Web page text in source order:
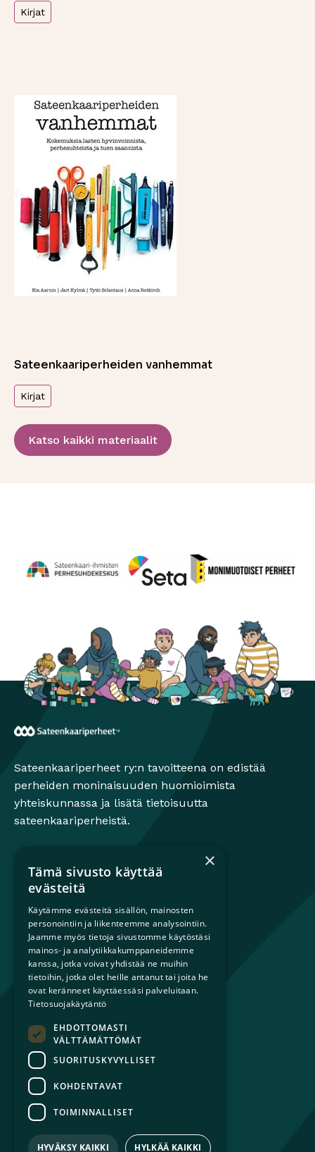
Kirjat
Sateenkaariperheiden vanhemmat
Kirjat
Katso kaikki materiaalit
Sateenkaariperheet ry:n tavoitteena on edistää
perheiden moninaisuuden huomioimista
yhteiskunnassa ja lisätä tietoisuutta
sateenkaariperheistä.
Mikä on sateenkaariperhe?
Lapsiperheille
Ammattilaisille
Päättäjille
Ajankohtaista
Tilaa uutiskirje
Liity jäseneksi
Yhteystiedot
© 2026 Sateenkaariperheet ry
Tietosuojaseloste
×
Tämä sivusto käyttää
evästeitä
Käytämme evästeitä sisällön, mainosten
personointiin ja liikenteemme analysointiin.
Jaamme myös tietoja sivustomme käytöstäsi
mainos- ja analytiikkakumppaneidemme
kanssa, jotka voivat yhdistää ne muihin
tietoihin, jotka olet heille antanut tai joita he
ovat keränneet käyttäessäsi palveluitaan.
Tietosuojakäytäntö
EHDOTTOMASTI
VÄLTTÄMÄTTÖMÄT
SUORITUSKYVYLLISET
KOHDENTAVAT
TOIMINNALLISET
HYVÄKSY KAIKKI HYLKÄÄ KAIKKI